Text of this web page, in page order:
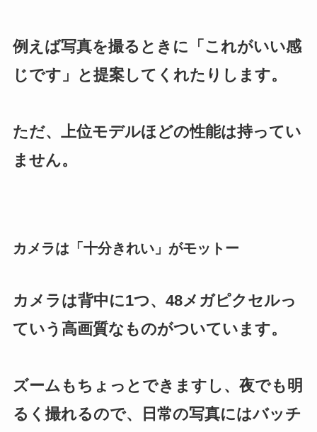
例えば写真を撮るときに「これがいい感
じです」と提案してくれたりします。
ただ、上位モデルほどの性能は持ってい
ません。
カメラは「十分きれい」がモットー
カメラは背中に1つ、48メガピクセルっ
ていう高画質なものがついています。
ズームもちょっとできますし、夜でも明
るく撮れるので、日常の写真にはバッチ